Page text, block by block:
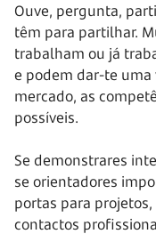
Ouve, pergunta,
têm para partilhar.
trabalham ou já
e podem dar-te uma
mercado, as
possíveis.
Se demonstrares
se orientadores
portas para
contactos